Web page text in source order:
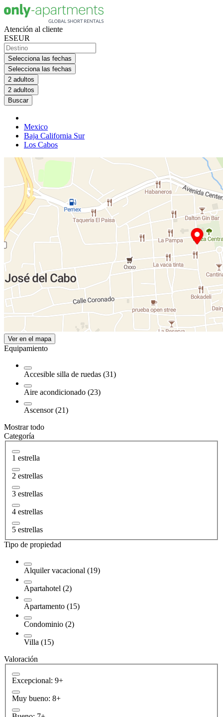
Atención al cliente
ESEUR
Selecciona las fechas
Selecciona las fechas
2 adultos
2 adultos
Buscar
Mexico
Baja California Sur
Los Cabos
Ver en el mapa
Equipamiento
Accesible silla de ruedas (31)
Aire acondicionado (23)
Ascensor (21)
Mostrar todo
Categoría
1 estrella
2 estrellas
3 estrellas
4 estrellas
5 estrellas
Tipo de propiedad
Alquiler vacacional (19)
Apartahotel (2)
Apartamento (15)
Condominio (2)
Villa (15)
Valoración
Excepcional: 9+
Muy bueno: 8+